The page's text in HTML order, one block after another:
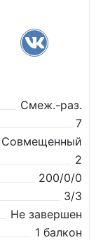
Смеж.-раз.
7
Совмещенный
2
200/0/0
3/3
Не завершен
1 балкон